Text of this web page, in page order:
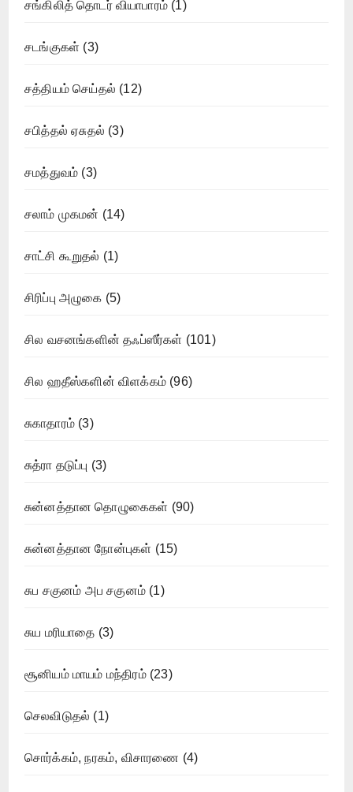
சங்கிலித் தொடர் வியாபாரம் (1)
சடங்குகள் (3)
சத்தியம் செய்தல் (12)
சபித்தல் ஏசுதல் (3)
சமத்துவம் (3)
சலாம் முகமன் (14)
சாட்சி கூறுதல் (1)
சிரிப்பு அழுகை (5)
சில வசனங்களின் தஃப்ஸீர்கள் (101)
சில ஹதீஸ்களின் விளக்கம் (96)
சுகாதாரம் (3)
சுத்ரா தடுப்பு (3)
சுன்னத்தான தொழுகைகள் (90)
சுன்னத்தான நோன்புகள் (15)
சுப சகுனம் அப சகுனம் (1)
சுய மரியாதை (3)
சூனியம் மாயம் மந்திரம்(23)
செலவிடுதல் (1)
சொர்க்கம், நரகம், விசாரணை (4)